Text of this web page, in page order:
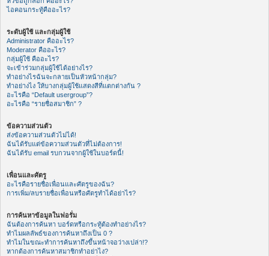
ไอคอนกระทู้คืออะไร?
ระดับผู้ใช้ และกลุ่มผู้ใช้
Administrator คืออะไร?
Moderator คืออะไร?
กลุ่มผู้ใช้ คืออะไร?
จะเข้าร่วมกลุ่มผู้ใช้ได้อย่างไร?
ทำอย่างไรฉันจะกลายเป็นหัวหน้ากลุ่ม?
ทำอย่างไง ให้บางกลุ่มผู้ใช้แสดงสีที่แตกต่างกัน ?
อะไรคือ “Default usergroup”?
อะไรคือ “รายชื่อสมาชิก” ?
ข้อความส่วนตัว
ส่งข้อความส่วนตัวไม่ได้!
ฉันได้รับแต่ข้อความส่วนตัวที่ไม่ต้องการ!
ฉันได้รับ email รบกวนจากผู้ใช้ในบอร์ดนี้!
เพื่อนและศัตรู
อะไรคือรายชื่อเพื่อนและศัตรูของฉัน?
การเพิ่ม/ลบรายชื่อเพื่อนหรือศัตรูทำได้อย่าไร?
การค้นหาข้อมูลในฟอรั่ม
ฉันต้องการค้นหา บอร์ดหรือกระทู้ต้องทำอย่างไร?
ทำไมผลลัพธ์ของการค้นหาถึงเป็น 0 ?
ทำไมในขณะทำการค้นหาถึงขึ้นหน้าจอว่างเปล่า!?
หากต้องการค้นหาสมาชิกทำอย่าไง?